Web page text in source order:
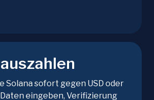
Solana sofort gegen USD oder
Daten eingeben, Verifizierung